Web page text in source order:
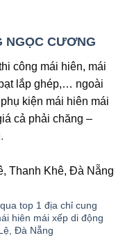
NGỌC CƯƠNG
công mái hiên, mái
lắp ghép,… ngoài
kiện mái hiên mái
cả phải chăng –
.
Thanh Khê, Đà Nẵng
top 1 địa chỉ cung
hiên mái xếp di động
Đà Nẵng